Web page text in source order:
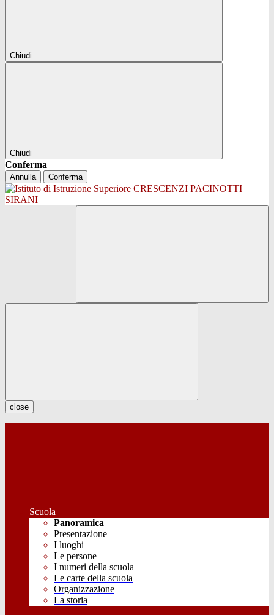
Chiudi
Chiudi
Conferma
Annulla Conferma
close
Scuola
Panoramica
Presentazione
I luoghi
Le persone
I numeri della scuola
Le carte della scuola
Organizzazione
La storia